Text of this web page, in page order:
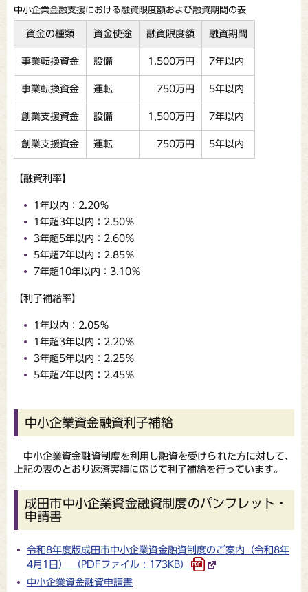
中小企業金融支援における融資限度額および融資期間の表
資金の種類 資金使途 融資限度額 融資期間
事業転換資金 設備 1,500万円 7年以内
事業転換資金 運転 750万円 5年以内
創業支援資金 設備 1,500万円 7年以内
創業支援資金 運転 750万円 5年以内
【融資利率】
1年以内：2.20％
1年超3年以内：2.50％
3年超5年以内：2.60％
5年超7年以内：2.85％
7年超10年以内：3.10％
【利子補給率】
1年以内：2.05％
1年超3年以内：2.20％
3年超5年以内：2.25％
5年超7年以内：2.45％
中小企業資金融資利子補給
中小企業資金融資制度を利用し融資を受けられた方に対して、
上記の表のとおり返済実績に応じて利子補給を行っています。
成田市中小企業資金融資制度のパンフレット・
申請書
令和8年度版成田市中小企業資金融資制度のご案内（令和8年
4月1日） （PDFファイル : 173KB）
中小企業資金融資申請書